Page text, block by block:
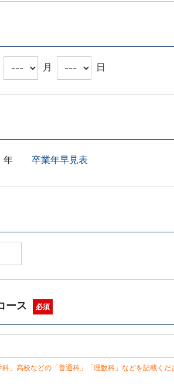
月 日
年卒業年早見表
ース 必須
」高校などの「普通科」「理数科」などを記載くだ